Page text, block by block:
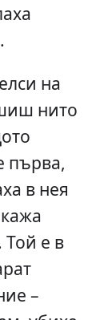
на
нито
първа,
в нея
Той е в
–